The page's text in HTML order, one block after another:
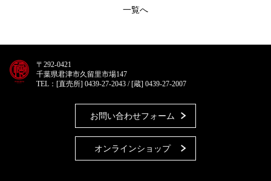
一覧へ
〒292-0421
千葉県君津市久留里市場147
TEL：[直売所] 0439-27-2043 / [蔵] 0439-27-2007
お問い合わせフォーム
オンラインショップ